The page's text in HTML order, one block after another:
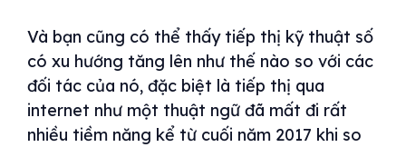
Và bạn cũng có thể thấy tiếp thị kỹ thuật số
có xu hướng tăng lên như thế nào so với các
đối tác của nó, đặc biệt là tiếp thị qua
internet như một thuật ngữ đã mất đi rất
nhiều tiềm năng kể từ cuối năm 2017 khi so